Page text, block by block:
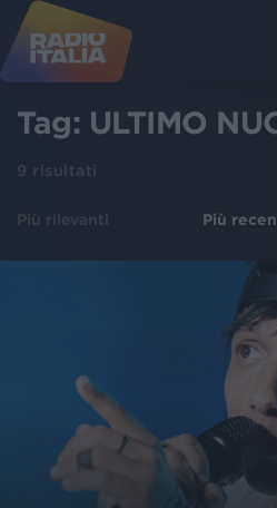
Tag: ULTIMO
9 risultati
Più rilevanti Più